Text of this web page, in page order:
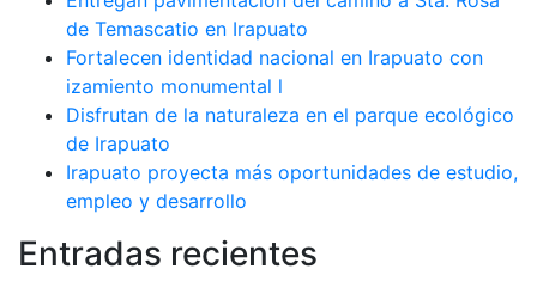
de Temascatio en Irapuato
Fortalecen identidad nacional en Irapuato con
izamiento monumental l
Disfrutan de la naturaleza en el parque ecológico
de Irapuato
Irapuato proyecta más oportunidades de estudio,
empleo y desarrollo
Entradas recientes